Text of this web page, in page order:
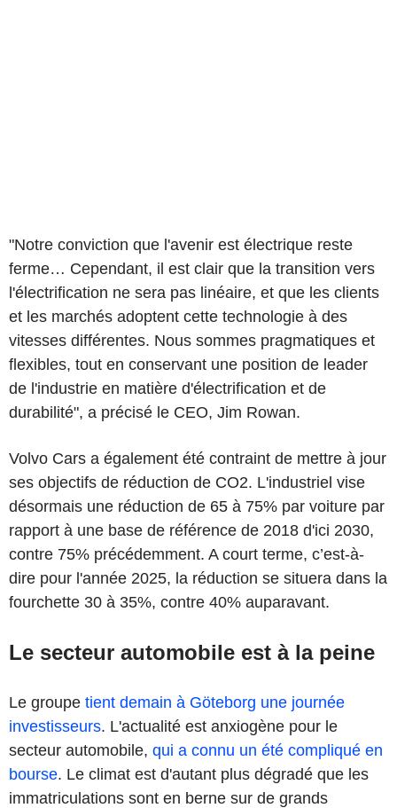
"Notre conviction que l'avenir est électrique reste
ferme… Cependant, il est clair que la transition vers
l'électrification ne sera pas linéaire, et que les clients
et les marchés adoptent cette technologie à des
vitesses différentes. Nous sommes pragmatiques et
flexibles, tout en conservant une position de leader
de l'industrie en matière d'électrification et de
durabilité", a précisé le CEO, Jim Rowan.
Volvo Cars a également été contraint de mettre à jour
ses objectifs de réduction de CO2. L'industriel vise
désormais une réduction de 65 à 75% par voiture par
rapport à une base de référence de 2018 d'ici 2030,
contre 75% précédemment. A court terme, c’est-à-
dire pour l'année 2025, la réduction se situera dans la
fourchette 30 à 35%, contre 40% auparavant.
Le secteur automobile est à la peine
Le groupe tient demain à Göteborg une journée
investisseurs. L'actualité est anxiogène pour le
secteur automobile, qui a connu un été compliqué en
bourse. Le climat est d'autant plus dégradé que les
immatriculations sont en berne sur de grands